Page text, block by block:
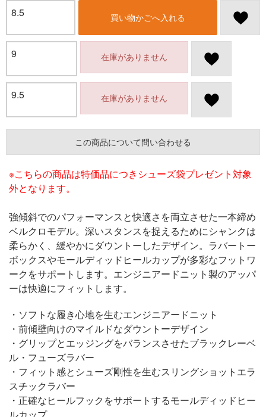
8.5 買い物かごへ入れる
9 在庫がありません
9.5 在庫がありません
この商品について問い合わせる
※こちらの商品は特価品につきシューズ袋プレゼント対象
外となります。
強傾斜でのパフォーマンスと快適さを両立させた一本締め
ベルクロモデル。深いスタンスを捉えるためにシャンクは
柔らかく、緩やかにダウントーしたデザイン。ラバートー
ボックスやモールディッドヒールカップが多彩なフットワ
ークをサポートします。エンジニアードニット製のアッパ
ーは快適にフィットします。
・ソフトな履き心地を生むエンジニアードニット
・前傾壁向けのマイルドなダウントーデザイン
・グリップとエッジングをバランスさせたブラックレーベ
ル・フューズラバー
・フィット感とシューズ剛性を生むスリングショットエラ
スチックラバー
・正確なヒールフックをサポートするモールディッドヒー